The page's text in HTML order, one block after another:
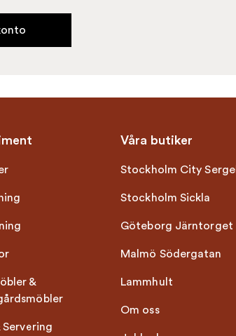
&
Servering
Våra butiker
Stockholm City Sergel
Stockholm Sickla
Göteborg Järntorget
Malmö Södergatan
Lammhult
Om oss